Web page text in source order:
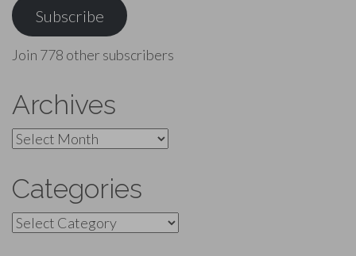
Subscribe
Join 778 other subscribers
Archives
Archives
Categories
Categories